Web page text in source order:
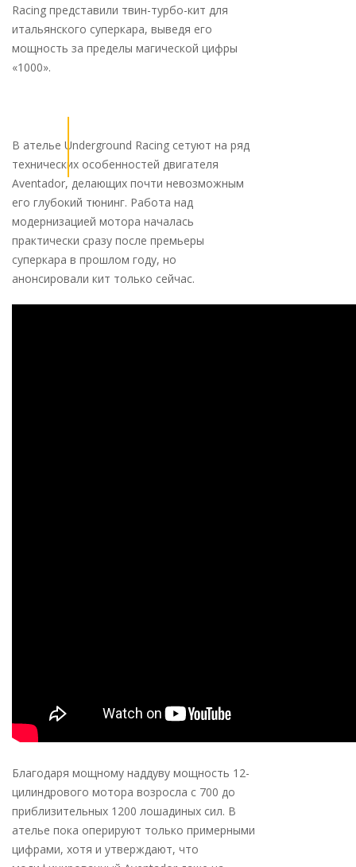
Racing представили твин-турбо-кит для
итальянского суперкара, выведя его
мощность за пределы магической цифры
«1000».
В ателье Underground Racing сетуют на ряд
технических особенностей двигателя
Aventador, делающих почти невозможным
его глубокий тюнинг. Работа над
модернизацией мотора началась
практически сразу после премьеры
суперкара в прошлом году, но
анонсировали кит только сейчас.
Благодаря мощному наддуву мощность 12-
цилиндрового мотора возросла с 700 до
приблизительных 1200 лошадиных сил. В
ателье пока оперируют только примерными
цифрами, хотя и утверждают, что